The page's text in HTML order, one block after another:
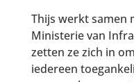
Thijs werkt samen
Ministerie van
zetten ze zich in
iedereen